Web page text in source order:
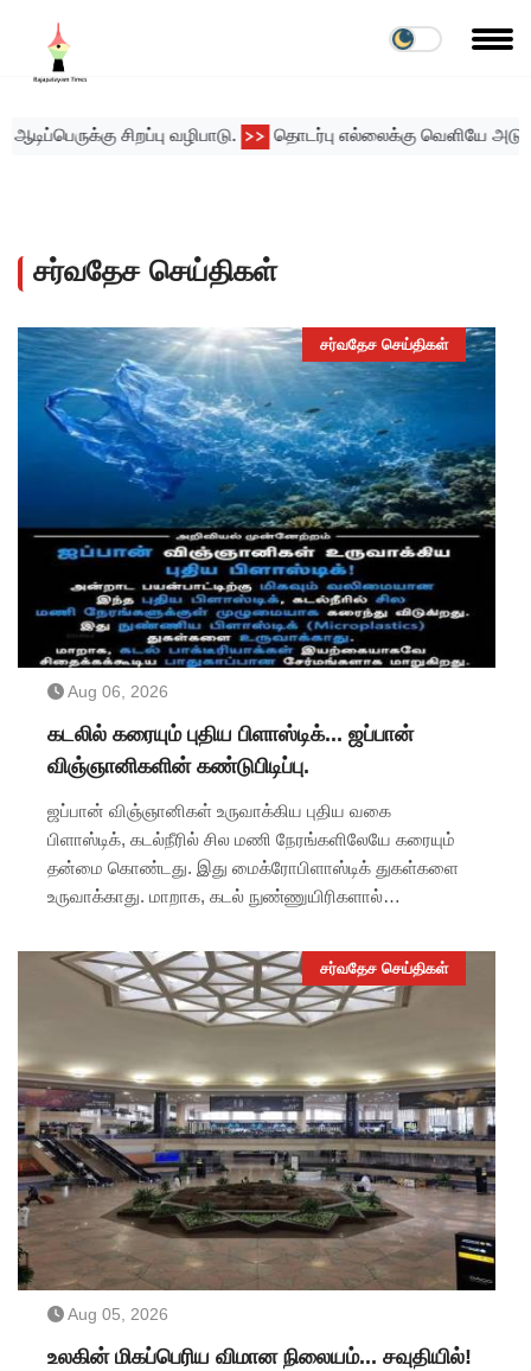
வழிபாடு. >> தொடர்பு எல்லைக்கு வெளியே அடுக்குமாடி
சர்வதேச செய்திகள்
சர்வதேச செய்திகள்
Aug 06, 2026
கடலில் கரையும் புதிய பிளாஸ்டிக்... ஜப்பான்
விஞ்ஞானிகளின் கண்டுபிடிப்பு.
ஜப்பான் விஞ்ஞானிகள் உருவாக்கிய புதிய வகை
பிளாஸ்டிக், கடல்நீரில் சில மணி நேரங்களிலேயே கரையும்
தன்மை கொண்டது. இது மைக்ரோபிளாஸ்டிக் துகள்களை
உருவாக்காது. மாறாக, கடல் நுண்ணுயிரிகளால்
மாறுகிறது.
சர்வதேச செய்திகள்
Aug 05, 2026
உலகின் மிகப்பெரிய விமான நிலையம்... சவுதியில்!